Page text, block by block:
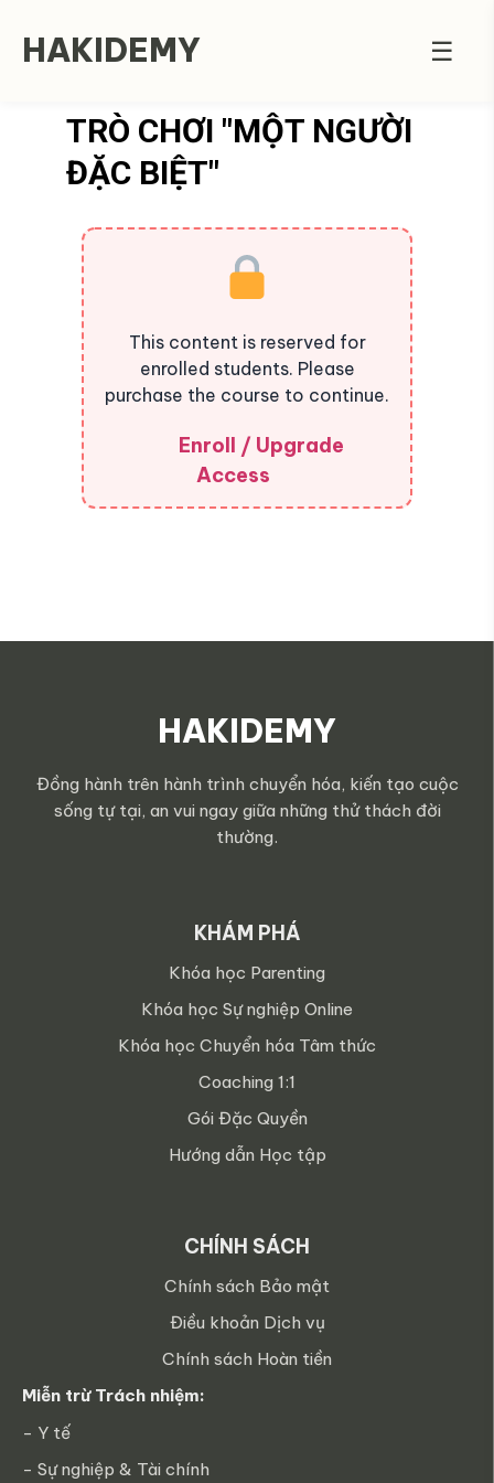
HAKIDEMY ☰
TRÒ CHƠI "MỘT NGƯỜI
ĐẶC BIỆT"
This content is reserved for
enrolled students. Please
purchase the course to continue.
Enroll / Upgrade
Access
HAKIDEMY
Đồng hành trên hành trình chuyển hóa, kiến tạo cuộc
sống tự tại, an vui ngay giữa những thử thách đời
thường.
KHÁM PHÁ
Khóa học Parenting
Khóa học Sự nghiệp Online
Khóa học Chuyển hóa Tâm thức
Coaching 1:1
Gói Đặc Quyền
Hướng dẫn Học tập
CHÍNH SÁCH
Chính sách Bảo mật
Điều khoản Dịch vụ
Chính sách Hoàn tiền
Miễn trừ Trách nhiệm:
- Y tế
- Sự nghiệp & Tài chính